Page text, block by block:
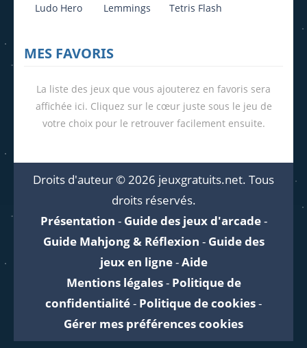
Ludo Hero Lemmings Tetris Flash
MES FAVORIS
La liste des jeux que vous ajouterez en favoris sera
affichée ici. Cliquez sur le cœur juste sous le jeu de
votre choix pour le retrouver facilement ensuite.
Droits d'auteur © 2026 jeuxgratuits.net. Tous
droits réservés.
Présentation - Guide des jeux d'arcade-
Guide Mahjong & Réflexion - Guide des
jeux en ligne-Aide
Mentions légales- Politique de
confidentialité- Politique de cookies-
Gérer mes préférences cookies